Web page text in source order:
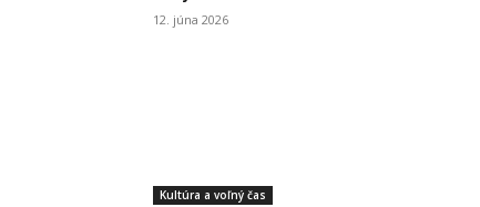
12. júna 2026
Kultúra a voľný čas